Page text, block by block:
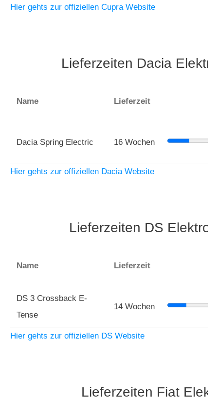
Hier gehts zur offiziellen Cupra Website
Lieferzeiten Dacia
Name Lieferzeit
Dacia Spring Electric 16 Wochen
Hier gehts zur offiziellen Dacia Website
Lieferzeiten DS
Name Lieferzeit
DS 3 Crossback E-
Tense
14 Wochen
Hier gehts zur offiziellen DS Website
Lieferzeiten Fiat